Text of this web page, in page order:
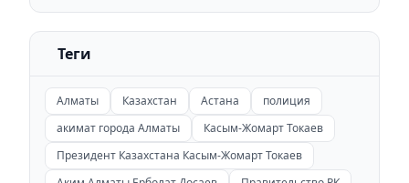
Теги
Алматы Казахстан Астана
полиция
акимат города Алматы
Касым-Жомарт Токаев
Президент Казахстана Касым-Жомарт Токаев